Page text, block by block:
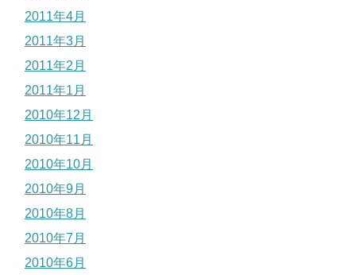
2011年4月
2011年3月
2011年2月
2011年1月
2010年12月
2010年11月
2010年10月
2010年9月
2010年8月
2010年7月
2010年6月